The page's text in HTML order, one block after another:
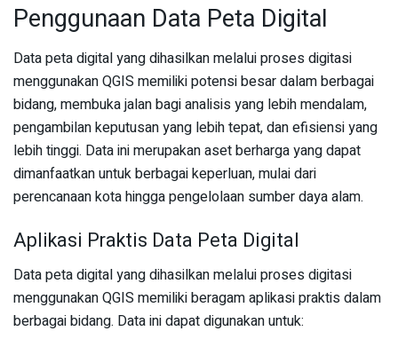
Penggunaan Data Peta Digital
Data peta digital yang dihasilkan melalui proses digitasi
menggunakan QGIS memiliki potensi besar dalam berbagai
bidang, membuka jalan bagi analisis yang lebih mendalam,
pengambilan keputusan yang lebih tepat, dan efisiensi yang
lebih tinggi. Data ini merupakan aset berharga yang dapat
dimanfaatkan untuk berbagai keperluan, mulai dari
perencanaan kota hingga pengelolaan sumber daya alam.
Aplikasi Praktis Data Peta Digital
Data peta digital yang dihasilkan melalui proses digitasi
menggunakan QGIS memiliki beragam aplikasi praktis dalam
berbagai bidang. Data ini dapat digunakan untuk: